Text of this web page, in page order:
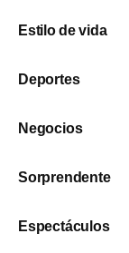
Estilo de vida
Deportes
Negocios
Sorprendente
Espectáculos